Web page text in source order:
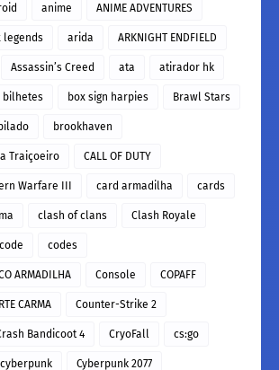
anime ANIME ADVENTURES
legends arida ARKNIGHT ENDFIELD
Assassin’s Creed ata atirador hk
bilhetes box sign harpies Brawl Stars
brookhaven
Traiçoeiro CALL OF DUTY
Warfare III card armadilha cards
clash of clans Clash Royale
code codes
ARMADILHA Console COPAFF
CARMA Counter-Strike 2
Bandicoot 4 CryoFall cs:go
cyberpunk Cyberpunk 2077